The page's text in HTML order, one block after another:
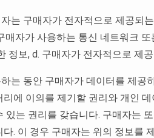
는 구매자가 전자적으로 제공되
매자가 사용하는 통신 네트워크
정보, d. 구매자가 전자적으로 제
는 동안 구매자가 데이터를 제공
리에 이의를 제기할 권리와 개인
있는 권리를 갖습니다. 구매자는
다. 이 경우 구매자는 위의 정보를